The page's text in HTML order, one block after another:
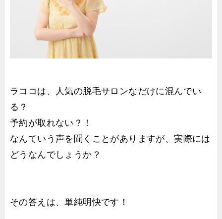
ラココは、人気の脱毛サロンなだけに混んでい
る？
予約が取れない？！
なんていう声を聞くことがありますが、実際には
どうなんでしょうか？
その答えは、単純明快です！